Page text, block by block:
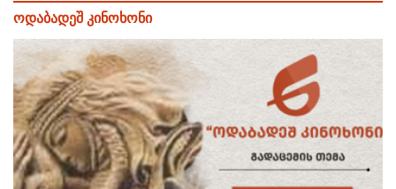
ოდაბადეშ კინოხონი